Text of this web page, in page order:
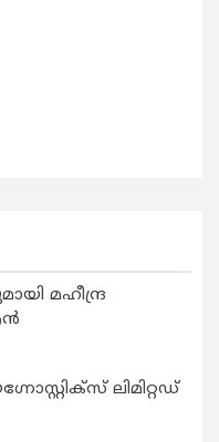
മഹീന്ദ്ര
ലിമിറ്റഡ്